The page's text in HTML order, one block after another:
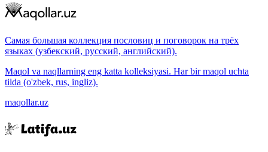
Самая большая коллекция пословиц и поговорок на трёх
языках (узбекский, русский, английский).
Maqol va naqllarning eng katta kolleksiyasi. Har bir maqol uchta
tilda (o'zbek, rus, ingliz).
maqollar.uz